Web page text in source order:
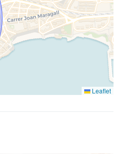
Leaflet